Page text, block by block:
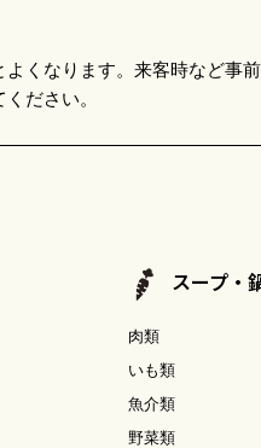
くなります。来客時など事
ださい。
スープ・
肉類
いも類
魚介類
野菜類